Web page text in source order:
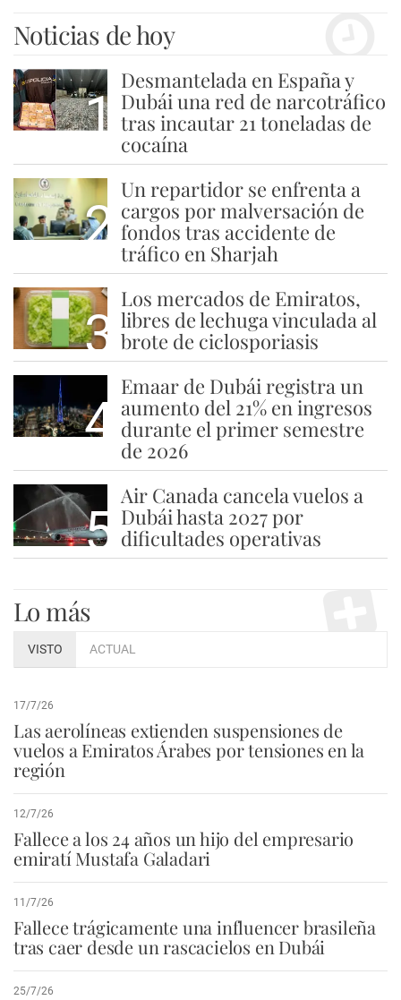
Noticias de hoy
1
Desmantelada en España y
Dubái una red de narcotráfico
tras incautar 21 toneladas de
cocaína
2
Un repartidor se enfrenta a
cargos por malversación de
fondos tras accidente de
tráfico en Sharjah
3
Los mercados de Emiratos,
libres de lechuga vinculada al
brote de ciclosporiasis
4
Emaar de Dubái registra un
aumento del 21% en ingresos
durante el primer semestre
de 2026
5
Air Canada cancela vuelos a
Dubái hasta 2027 por
dificultades operativas
Lo más
VISTO ACTUAL
17/7/26
Las aerolíneas extienden suspensiones de
vuelos a Emiratos Árabes por tensiones en la
región
12/7/26
Fallece a los 24 años un hijo del empresario
emiratí Mustafa Galadari
11/7/26
Fallece trágicamente una influencer brasileña
tras caer desde un rascacielos en Dubái
25/7/26